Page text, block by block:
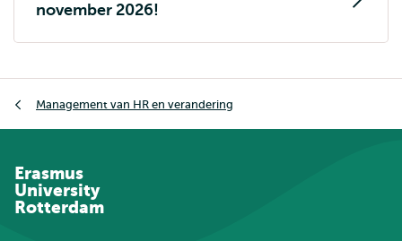
november 2026!
Management van HR en verandering
Erasmus
University
Rotterdam